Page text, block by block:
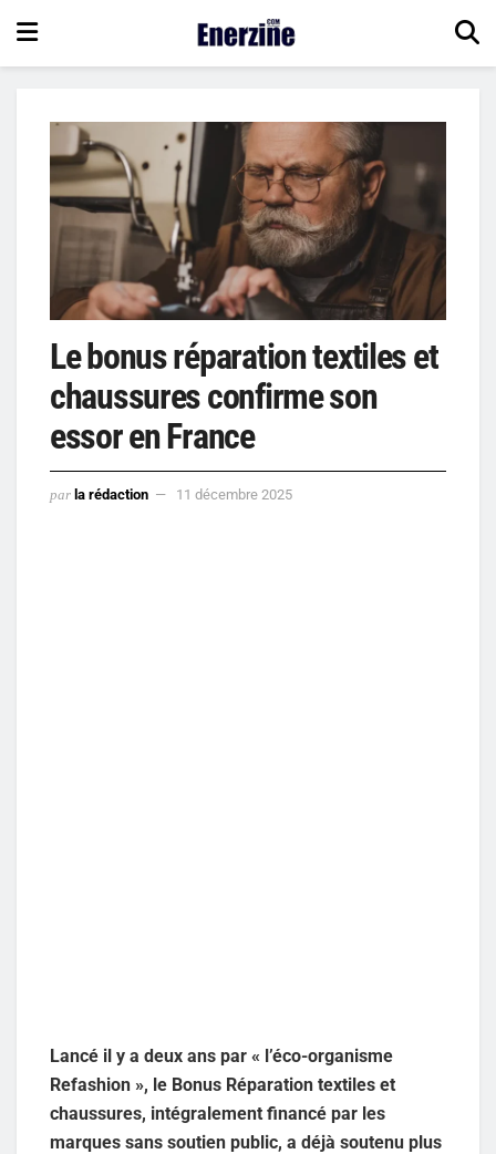
Le bonus réparation textiles et
chaussures confirme son
essor en France
par la rédaction 11 décembre 2025
Lancé il y a deux ans par « l’éco-organisme
Refashion », le Bonus Réparation textiles et
chaussures, intégralement financé par les
marques sans soutien public, a déjà soutenu plus